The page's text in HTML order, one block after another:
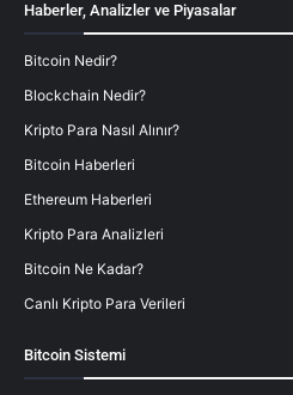
Haberler, Analizler ve Piyasalar
Bitcoin Nedir?
Blockchain Nedir?
Kripto Para Nasıl Alınır?
Bitcoin Haberleri
Ethereum Haberleri
Kripto Para Analizleri
Bitcoin Ne Kadar?
Canlı Kripto Para Verileri
Bitcoin Sistemi